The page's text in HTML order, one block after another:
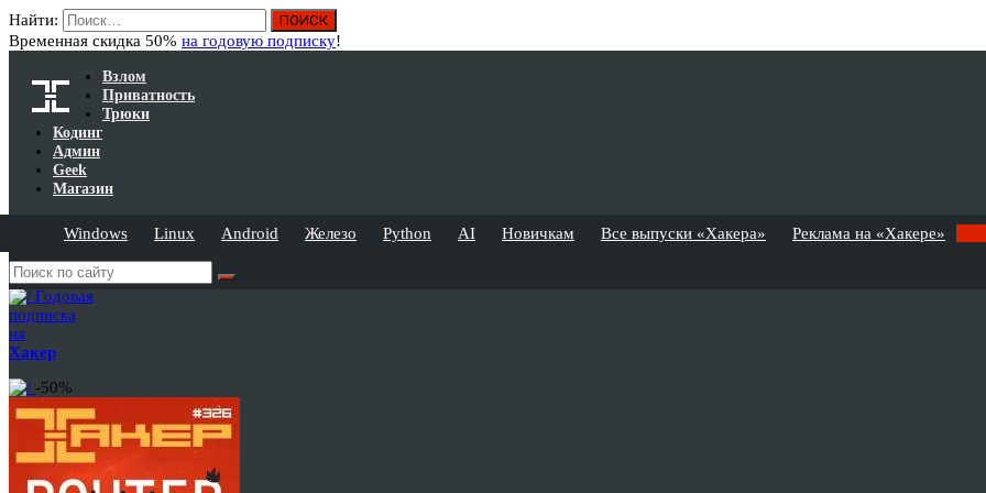
Найти:
Временная скидка 50% на годовую подписку!
Взлом
Приватность
Трюки
Кодинг
Админ
Geek
Магазин
Windows Linux Android Железо Python AI Новичкам Все выпуски «Хакера» Реклама на «Хакере»
Годовая
подписка
на
Хакер
-50%